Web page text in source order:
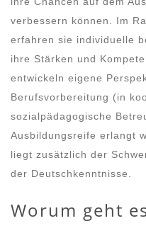
verbessern können. Im
erfahren sie individuelle
ihre Stärken und
entwickeln eigene
Berufsvorbereitung (in
sozialpädagogische
Ausbildungsreife erlangt
liegt zusätzlich der
der Deutschkenntnisse.
Worum geht